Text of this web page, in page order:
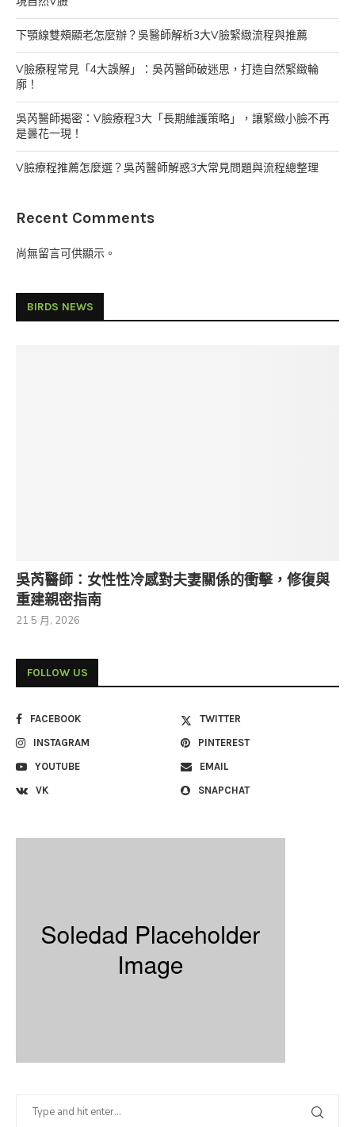
下顎線雙頰顯老怎麼辦？吳醫師解析3大V臉緊緻流程與推薦
V臉療程常見「4大誤解」：吳芮醫師破迷思，打造自然緊緻輪
廓！
吳芮醫師揭密：V臉療程3大「長期維護策略」，讓緊緻小臉不再
是曇花一現！
V臉療程推薦怎麼選？吳芮醫師解惑3大常見問題與流程總整理
Recent Comments
尚無留言可供顯示。
BIRDS NEWS
吳芮醫師：女性性冷感對夫妻關係的衝擊，修復與
重建親密指南
21 5 月, 2026
FOLLOW US
FACEBOOK
TWITTER
INSTAGRAM
PINTEREST
YOUTUBE
EMAIL
VK
SNAPCHAT